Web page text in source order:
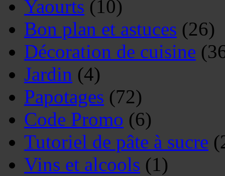
Yaourts (10)
Bon plan et astuces (26)
Décoration de cuisine
Jardin (4)
Papotages (72)
Code Promo (6)
Tutoriel de pâte à sucre
Vins et alcools (1)